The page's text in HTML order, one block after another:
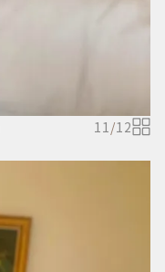
11 /12